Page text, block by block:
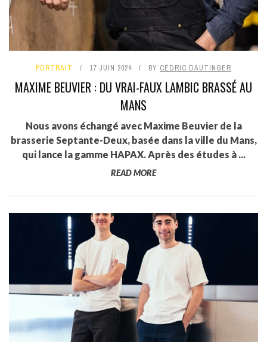
PORTRAIT 17 JUIN 2024 BY CÉDRIC DAUTINGER
MAXIME BEUVIER : DU VRAI-FAUX LAMBIC BRASSÉ AU
MANS
Nous avons échangé avec Maxime Beuvier de la
brasserie Septante-Deux, basée dans la ville du Mans,
qui lance la gamme HAPAX. Après des études à ...
READ MORE